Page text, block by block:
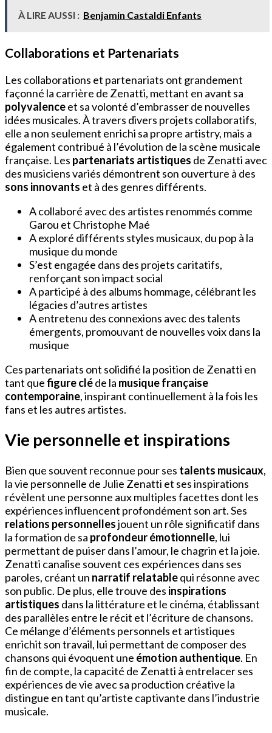
À LIRE AUSSI : Benjamin Castaldi Enfants
Collaborations et Partenariats
Les collaborations et partenariats ont grandement
façonné la carrière de Zenatti, mettant en avant sa
polyvalenceet sa volonté d’embrasser de nouvelles
idées musicales. À travers divers projets collaboratifs,
elle a non seulement enrichi sa propre artistry, mais a
également contribué à l’évolution de la scène musicale
française. Les partenariats artistiques de Zenatti avec
des musiciens variés démontrent son ouverture à des
sons innovants et à des genres différents.
A collaboré avec des artistes renommés comme
Garou et Christophe Maé
A exploré différents styles musicaux, du pop à la
musique du monde
S’est engagée dans des projets caritatifs,
renforçant son impact social
A participé à des albums hommage, célébrant les
légacies d’autres artistes
A entretenu des connexions avec des talents
émergents, promouvant de nouvelles voix dans la
musique
Ces partenariats ont solidifié la position de Zenatti en
tant quefigure cléde la musique française
contemporaine, inspirant continuellement à la fois les
fans et les autres artistes.
Vie personnelle et inspirations
Bien que souvent reconnue pour ses talents musicaux,
la vie personnelle de Julie Zenatti et ses inspirations
révèlent une personne aux multiples facettes dont les
expériences influencent profondément son art. Ses
relations personnellesjouent un rôle significatif dans
la formation de sa profondeur émotionnelle, lui
permettant de puiser dans l’amour, le chagrin et la joie.
Zenatti canalise souvent ces expériences dans ses
paroles, créant un narratif relatablequi résonne avec
son public. De plus, elle trouve des inspirations
artistiques dans la littérature et le cinéma, établissant
des parallèles entre le récit et l’écriture de chansons.
Ce mélange d’éléments personnels et artistiques
enrichit son travail, lui permettant de composer des
chansons qui évoquent une émotion authentique. En
fin de compte, la capacité de Zenatti à entrelacer ses
expériences de vie avec sa production créative la
distingue en tant qu’artiste captivante dans l’industrie
musicale.